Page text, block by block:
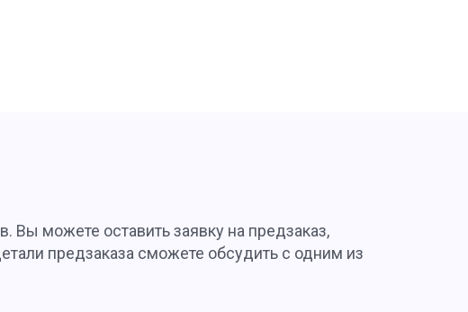
Вы можете оставить заявку на предзаказ,
предзаказа сможете обсудить с одним из